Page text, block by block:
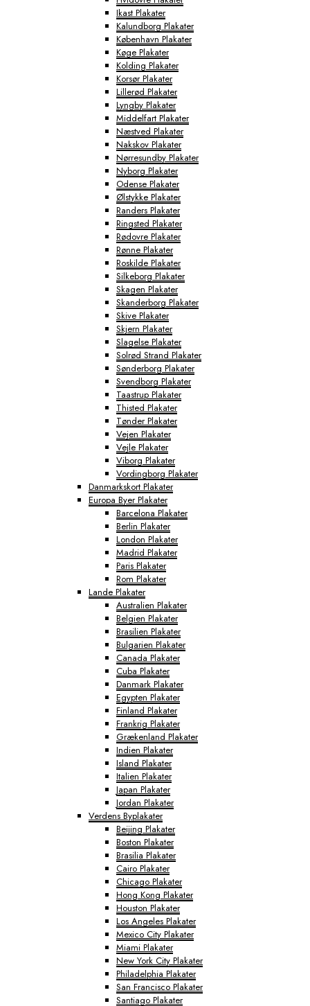
Ikast Plakater
Kalundborg Plakater
København Plakater
Køge Plakater
Kolding Plakater
Korsør Plakater
Lillerød Plakater
Lyngby Plakater
Middelfart Plakater
Næstved Plakater
Nakskov Plakater
Nørresundby Plakater
Nyborg Plakater
Odense Plakater
Ølstykke Plakater
Randers Plakater
Ringsted Plakater
Rødovre Plakater
Rønne Plakater
Roskilde Plakater
Silkeborg Plakater
Skagen Plakater
Skanderborg Plakater
Skive Plakater
Skjern Plakater
Slagelse Plakater
Solrød Strand Plakater
Sønderborg Plakater
Svendborg Plakater
Taastrup Plakater
Thisted Plakater
Tønder Plakater
Vejen Plakater
Vejle Plakater
Viborg Plakater
Vordingborg Plakater
Danmarkskort Plakater
Europa Byer Plakater
Barcelona Plakater
Berlin Plakater
London Plakater
Madrid Plakater
Paris Plakater
Rom Plakater
Lande Plakater
Australien Plakater
Belgien Plakater
Brasilien Plakater
Bulgarien Plakater
Canada Plakater
Cuba Plakater
Danmark Plakater
Egypten Plakater
Finland Plakater
Frankrig Plakater
Grækenland Plakater
Indien Plakater
Island Plakater
Italien Plakater
Japan Plakater
Jordan Plakater
Verdens Byplakater
Beijing Plakater
Boston Plakater
Brasilia Plakater
Cairo Plakater
Chicago Plakater
Hong Kong Plakater
Houston Plakater
Los Angeles Plakater
Mexico City Plakater
Miami Plakater
New York City Plakater
Philadelphia Plakater
San Francisco Plakater
Santiago Plakater